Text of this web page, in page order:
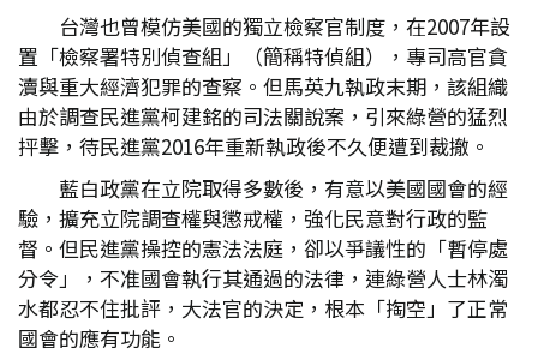
台灣也曾模仿美國的獨立檢察官制度，在2007年設
置「檢察署特別偵查組」（簡稱特偵組），專司高官貪
瀆與重大經濟犯罪的查察。但馬英九執政末期，該組織
由於調查民進黨柯建銘的司法關說案，引來綠營的猛烈
抨擊，待民進黨2016年重新執政後不久便遭到裁撤。
藍白政黨在立院取得多數後，有意以美國國會的經
驗，擴充立院調查權與懲戒權，強化民意對行政的監
督。但民進黨操控的憲法法庭，卻以爭議性的「暫停處
分令」，不准國會執行其通過的法律，連綠營人士林濁
水都忍不住批評，大法官的決定，根本「掏空」了正常
國會的應有功能。